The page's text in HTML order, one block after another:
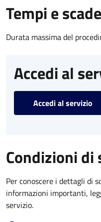
Tempi e
Durata massima del
Accedi al
Accedi al servizio
Condizioni di
Per conoscere i dettagli di
informazioni importanti,
servizio.